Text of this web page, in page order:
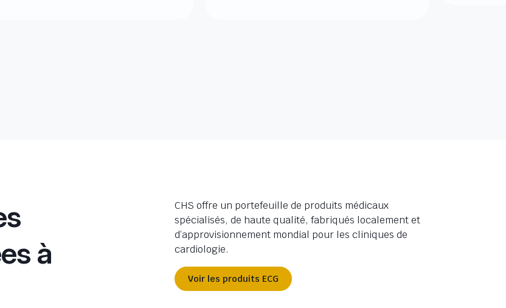
à
CHS offre un portefeuille de produits médicaux
spécialisés, de haute qualité, fabriqués localement et
d’approvisionnement mondial pour les cliniques de
cardiologie.
Voir les produits ECG